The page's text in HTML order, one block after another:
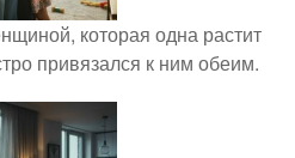
которая одна растит
привязался к ним обеим.